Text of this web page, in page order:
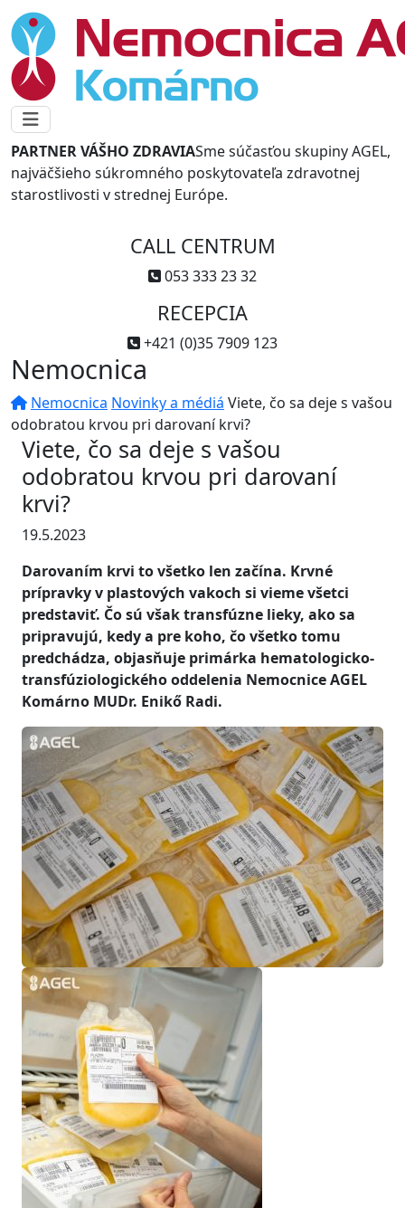
PARTNER VÁŠHO ZDRAVIASme súčasťou skupiny AGEL,
najväčšieho súkromného poskytovateľa zdravotnej
starostlivosti v strednej Európe.
CALL CENTRUM
053 333 23 32
RECEPCIA
+421 (0)35 7909 123
Nemocnica
Nemocnica Novinky a médiá Viete, čo sa deje s vašou
odobratou krvou pri darovaní krvi?
Viete, čo sa deje s vašou
odobratou krvou pri darovaní
krvi?
19.5.2023
Darovaním krvi to všetko len začína. Krvné
prípravky v plastových vakoch si vieme všetci
predstaviť. Čo sú však transfúzne lieky, ako sa
pripravujú, kedy a pre koho, čo všetko tomu
predchádza, objasňuje primárka hematologicko-
transfúziologického oddelenia Nemocnice AGEL
Komárno MUDr. Enikő Radi.